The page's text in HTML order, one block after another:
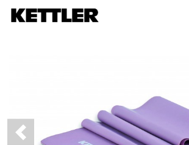
Previous